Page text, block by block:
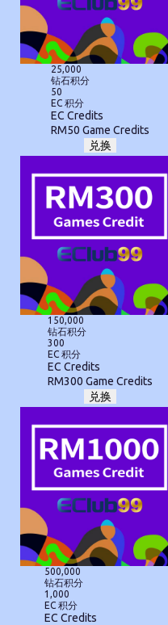
25,000
钻石积分
50
EC 积分
EC Credits
RM50 Game Credits
兑换
150,000
钻石积分
300
EC 积分
EC Credits
RM300 Game Credits
兑换
500,000
钻石积分
1,000
EC 积分
EC Credits